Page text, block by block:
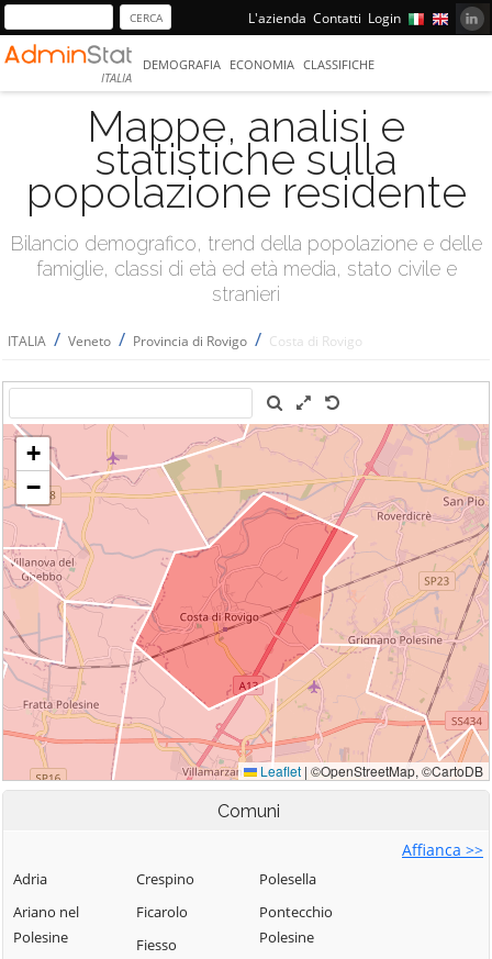
L'azienda Contatti Login
ITALIA
DEMOGRAFIA ECONOMIA CLASSIFICHE
Mappe, analisi e
statistiche sulla
popolazione residente
Bilancio demografico, trend della popolazione e delle
famiglie, classi di età ed età media, stato civile e
stranieri
ITALIA / Veneto / Provincia di Rovigo / Costa di Rovigo
Comuni
Affianca >>
Adria
Ariano nel
Polesine
Crespino
Ficarolo
Fiesso
Polesella
Pontecchio
Polesine